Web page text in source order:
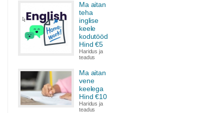
Ma aitan
teha
inglise
keele
kodutööd
Hind €5
Haridus ja
teadus
Ma aitan
vene
keelega
Hind €10
Haridus ja
teadus